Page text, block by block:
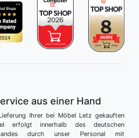
aus einer Hand
Ihrer bei Möbel Letz gekauften
erfolgt innerhalb des deutschen
durch unser Personal mit